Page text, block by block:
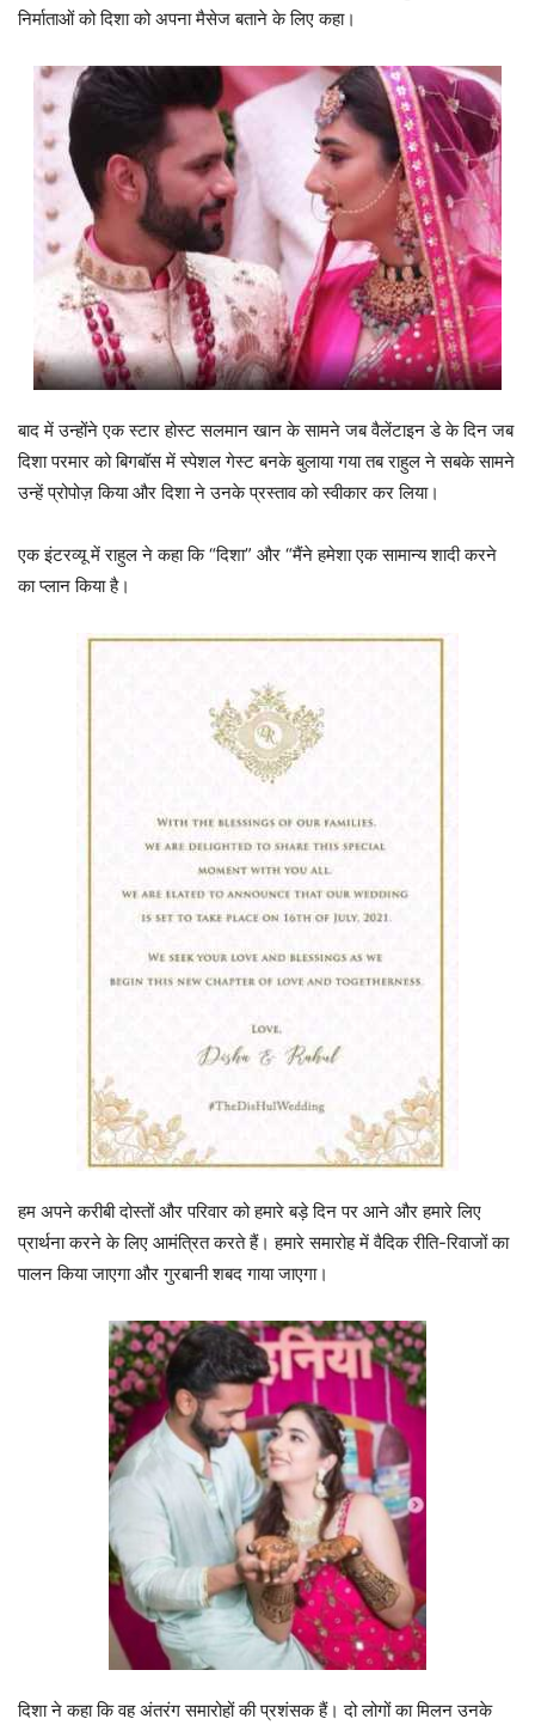
निर्माताओं को दिशा को अपना मैसेज बताने के लिए कहा।
बाद में उन्होंने एक स्टार होस्ट सलमान खान के सामने जब वैलेंटाइन डे के दिन जब
दिशा परमार को बिगबॉस में स्पेशल गेस्ट बनके बुलाया गया तब राहुल ने सबके सामने
उन्हें प्रोपोज़ किया और दिशा ने उनके प्रस्ताव को स्वीकार कर लिया।
एक इंटरव्यू में राहुल ने कहा कि “दिशा” और “मैंने हमेशा एक सामान्य शादी करने
का प्लान किया है।
हम अपने करीबी दोस्तों और परिवार को हमारे बड़े दिन पर आने और हमारे लिए
प्रार्थना करने के लिए आमंत्रित करते हैं। हमारे समारोह में वैदिक रीति-रिवाजों का
पालन किया जाएगा और गुरबानी शबद गाया जाएगा।
दिशा ने कहा कि वह अंतरंग समारोहों की प्रशंसक हैं। दो लोगों का मिलन उनके